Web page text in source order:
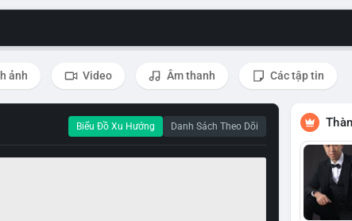
ảnh Video Âm thanh Các tập tin
Biểu Đồ Xu Hướng Danh Sách Theo Dõi